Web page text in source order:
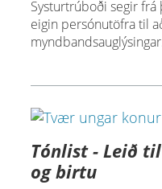
Systurtrúboði segir
eigin persónutöfra til
Tónlist - Leið
og birtu